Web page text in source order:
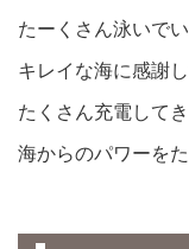
たーくさん泳いで
キレイな海に感謝
たくさん充電して
海からのパワーを